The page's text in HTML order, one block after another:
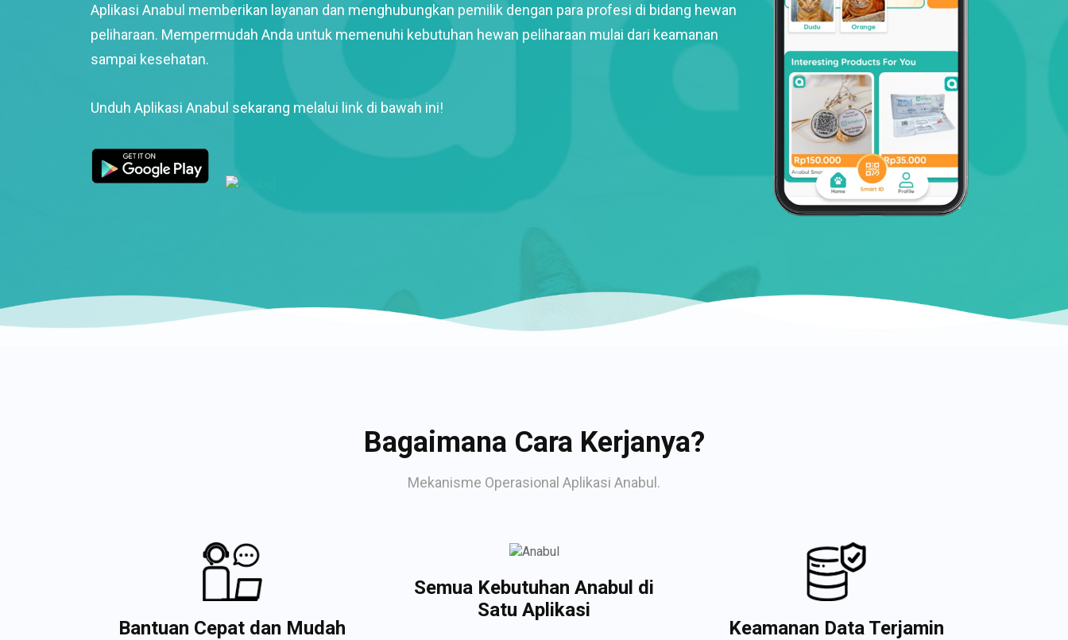
Aplikasi Anabul memberikan layanan dan menghubungkan pemilik dengan para profesi di bidang hewan
peliharaan. Mempermudah Anda untuk memenuhi kebutuhan hewan peliharaan mulai dari keamanan
sampai kesehatan.
Unduh Aplikasi Anabul sekarang melalui link di bawah ini!
Bagaimana Cara Kerjanya?
Mekanisme Operasional Aplikasi Anabul.
Bantuan Cepat dan Mudah
Semua Kebutuhan Anabul di
Satu Aplikasi
Keamanan Data Terjamin